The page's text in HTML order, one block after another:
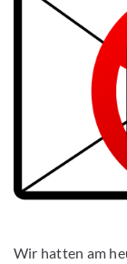
Wir hatten am